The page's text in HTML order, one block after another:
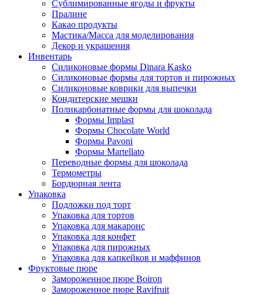
Сублимированные ягоды и фрукты
Пралине
Какао продукты
Мастика/Масса для моделирования
Декор и украшения
Инвентарь
Силиконовые формы Dinara Kasko
Силиконовые формы для тортов и пирожных
Силиконовые коврики для выпечки
Кондитерские мешки
Поликарбонатные формы для шоколада
Формы Implast
Формы Chocolate World
Формы Pavoni
Формы Martellato
Переводные формы для шоколада
Термометры
Бордюрная лента
Упаковка
Подложки под торт
Упаковка для тортов
Упаковка для макаронс
Упаковка для конфет
Упаковка для пирожных
Упаковка для капкейков и маффинов
Фруктовые пюре
Замороженное пюре Boiron
Замороженное пюре Ravifruit